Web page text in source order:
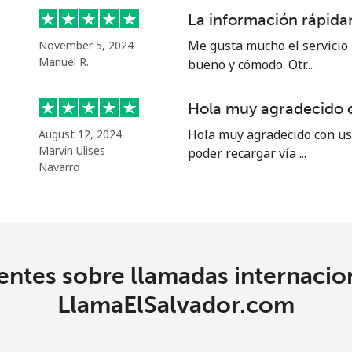
24 min por ⁦$10⁩
40 min por ⁦$10⁩
18 min por ⁦$10⁩
11 min por ⁦$10⁩
November 5, 2024
Manuel R.
La información
Me gusta mucho el
bueno y cómodo. Otr...
August 12, 2024
Marvin Ulises
Navarro
Hola muy agradecido
Hola muy agradecido con
poder recargar vía ...
sobre llamadas
LlamaElSalvador.com